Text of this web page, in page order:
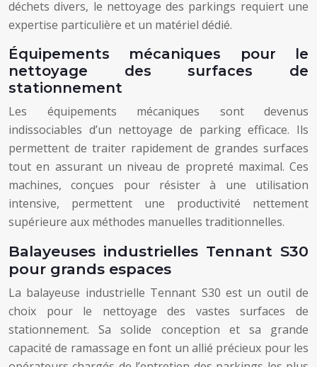
déchets divers, le nettoyage des parkings requiert une
expertise particulière et un matériel dédié.
Équipements mécaniques pour le
nettoyage des surfaces de
stationnement
Les équipements mécaniques sont devenus
indissociables d’un nettoyage de parking efficace. Ils
permettent de traiter rapidement de grandes surfaces
tout en assurant un niveau de propreté maximal. Ces
machines, conçues pour résister à une utilisation
intensive, permettent une productivité nettement
supérieure aux méthodes manuelles traditionnelles.
Balayeuses industrielles Tennant S30
pour grands espaces
La balayeuse industrielle Tennant S30 est un outil de
choix pour le nettoyage des vastes surfaces de
stationnement. Sa solide conception et sa grande
capacité de ramassage en font un allié précieux pour les